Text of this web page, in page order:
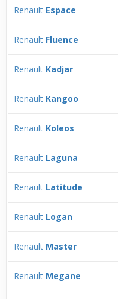
Renault Espace
Renault Fluence
Renault Kadjar
Renault Kangoo
Renault Koleos
Renault Laguna
Renault Latitude
Renault Logan
Renault Master
Renault Megane